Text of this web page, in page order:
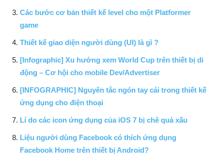
Các bước cơ bản thiết kế level cho một Platformer
game
Thiết kế giao diện người dùng (UI) là gì ?
[Infographic] Xu hướng xem World Cup trên thiết bị di
động – Cơ hội cho mobile Dev/Advertiser
[INFOGRAPHIC] Nguyên tắc ngón tay cái trong thiết kế
ứng dụng cho điện thoại
Lí do các icon ứng dụng của iOS 7 bị chê quá xấu
Liệu người dùng Facebook có thích ứng dụng
Facebook Home trên thiết bị Android?